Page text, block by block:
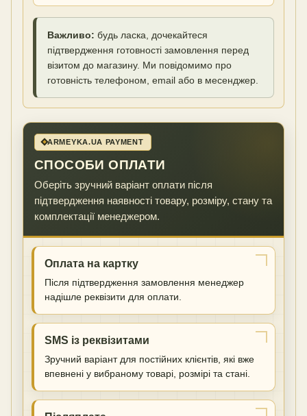
Важливо: будь ласка, дочекайтеся
підтвердження готовності замовлення перед
візитом до магазину. Ми повідомимо про
готовність телефоном, email або в месенджер.
ARMEYKA.UA PAYMENT
СПОСОБИ ОПЛАТИ
Оберіть зручний варіант оплати після
підтвердження наявності товару, розміру, стану та
комплектації менеджером.
Оплата на картку
Після підтвердження замовлення менеджер
надішле реквізити для оплати.
SMS із реквізитами
Зручний варіант для постійних клієнтів, які вже
впевнені у вибраному товарі, розмірі та стані.